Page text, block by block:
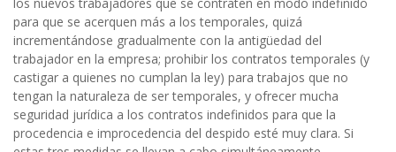
para que se acerquen más a los temporales, quizá
incrementándose gradualmente con la antigüedad del
trabajador en la empresa; prohibir los contratos temporales (y
castigar a quienes no cumplan la ley) para trabajos que no
tengan la naturaleza de ser temporales, y ofrecer mucha
seguridad jurídica a los contratos indefinidos para que la
procedencia e improcedencia del despido esté muy clara. Si